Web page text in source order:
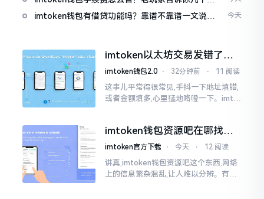
在招
imtoken钱包有借贷功能吗？靠谱不靠谱一文说清
今天
imtoken以太坊交易发错了咋
整？取消方法告诉你
imtoken钱包2.0 ⋅ 32分钟前 ⋅ 11 阅读
这事儿平常得很常见,手抖一下地址填错,
或者金额填多,心里猛地咯噔一下。imto
imtoken钱包资源吧在哪找，
这些坑我帮你趟过
imtoken官方下载 ⋅ 今天 ⋅ 12 阅读
讲真,imtoken钱包资源吧这个东西,网络
上的信息繁杂混乱,让人难以分辨。有的